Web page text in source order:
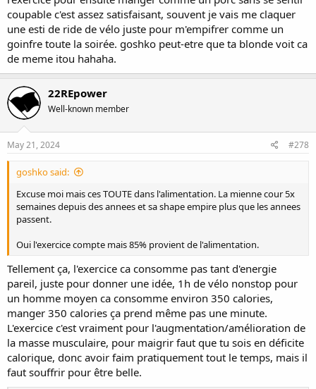
coupable c'est assez satisfaisant, souvent je vais me claquer
une esti de ride de vélo juste pour m'empifrer comme un
goinfre toute la soirée. goshko peut-etre que ta blonde voit ca
de meme itou hahaha.
22REpower
Well-known member
May 21, 2024 #278
goshko said:
Excuse moi mais ces TOUTE dans l'alimentation. La mienne cour 5x
semaines depuis des annees et sa shape empire plus que les annees
passent.
Oui l'exercice compte mais 85% provient de l'alimentation.
Tellement ça, l'exercice ca consomme pas tant d'energie
pareil, juste pour donner une idée, 1h de vélo nonstop pour
un homme moyen ca consomme environ 350 calories,
manger 350 calories ça prend même pas une minute.
L'exercice c'est vraiment pour l'augmentation/amélioration de
la masse musculaire, pour maigrir faut que tu sois en déficite
calorique, donc avoir faim pratiquement tout le temps, mais il
faut souffrir pour être belle.